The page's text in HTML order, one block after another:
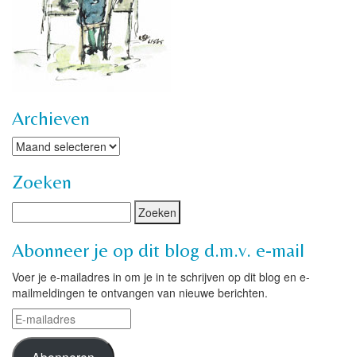
Archieven
Archieven
Zoeken
Abonneer je op dit blog d.m.v. e-mail
Voer je e-mailadres in om je in te schrijven op dit blog en e-
mailmeldingen te ontvangen van nieuwe berichten.
E-
mailadres